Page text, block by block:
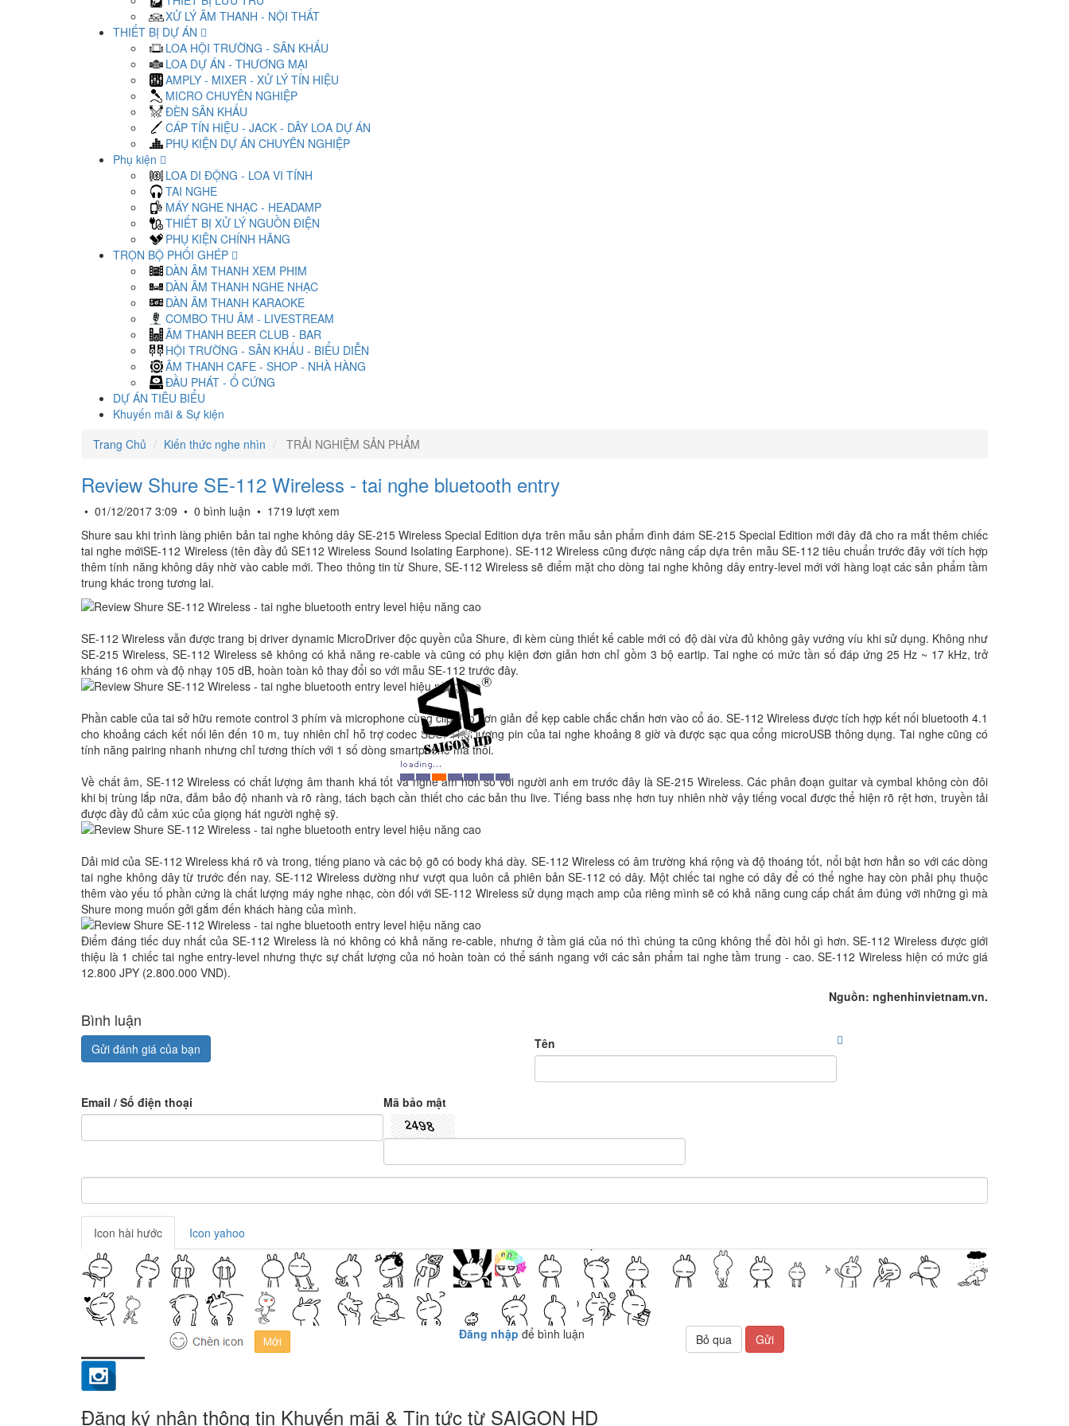
XỬ LÝ ÂM THANH - NỘI THẤT
THIẾT BỊ DỰ ÁN
LOA HỘI TRƯỜNG - SÂN KHẤU
LOA DỰ ÁN - THƯƠNG MẠI
AMPLY - MIXER - XỬ LÝ TÍN HIỆU
MICRO CHUYÊN NGHIỆP
ĐÈN SÂN KHẤU
CÁP TÍN HIỆU - JACK - DÂY LOA DỰ ÁN
PHỤ KIỆN DỰ ÁN CHUYÊN NGHIỆP
Phụ kiện
LOA DI ĐỘNG - LOA VI TÍNH
TAI NGHE
MÁY NGHE NHẠC - HEADAMP
THIẾT BỊ XỬ LÝ NGUỒN ĐIỆN
PHỤ KIỆN CHÍNH HÃNG
TRỌN BỘ PHỐI GHÉP
DÀN ÂM THANH XEM PHIM
DÀN ÂM THANH NGHE NHẠC
DÀN ÂM THANH KARAOKE
COMBO THU ÂM - LIVESTREAM
ÂM THANH BEER CLUB - BAR
HỘI TRƯỜNG - SÂN KHẤU - BIỂU DIỄN
ÂM THANH CAFE - SHOP - NHÀ HÀNG
ĐẦU PHÁT - Ổ CỨNG
DỰ ÁN TIÊU BIỂU
Khuyến mãi & Sự kiện
Trang Chủ
Kiến thức nghe nhìn TRẢI NGHIỆM SẢN PHẨM
Review Shure SE-112 Wireless - tai nghe bluetooth entry
• 01/12/2017 3:09 • 0 bình luận • 1719 lượt xem
Shure sau khi trình làng phiên bản tai nghe không dây SE-215 Wireless Special Edition dựa trên mẫu sản phẩm đình đám SE-215 Special Edition mới đây đã cho ra mắt thêm chiếc
tai nghe mớiSE-112 Wireless (tên đầy đủ SE112 Wireless Sound Isolating Earphone). SE-112 Wireless cũng được nâng cấp dựa trên mẫu SE-112 tiêu chuẩn trước đây với tích hợp
thêm tính năng không dây nhờ vào cable mới. Theo thông tin từ Shure, SE-112 Wireless sẽ điểm mặt cho dòng tai nghe không dây entry-level mới với hàng loạt các sản phẩm tầm
trung khác trong tương lai.
SE-112 Wireless vẫn được trang bị driver dynamic MicroDriver độc quyền của Shure, đi kèm cùng thiết kế cable mới có độ dài vừa đủ không gây vướng víu khi sử dụng. Không như
SE-215 Wireless, SE-112 Wireless sẽ không có khả năng re-cable và cũng có phụ kiện đơn giản hơn chỉ gồm 3 bộ eartip. Tai nghe có mức tần số đáp ứng 25 Hz ~ 17 kHz, trở
kháng 16 ohm và độ nhạy 105 dB, hoàn toàn kô thay đổi so với mẫu SE-112 trước đây.
Phần cable của tai sở hữu remote control 3 phím và microphone cùng clip đeo đơn giản để kẹp cable chắc chắn hơn vào cổ áo. SE-112 Wireless được tích hợp kết nối bluetooth 4.1
cho khoảng cách kết nối lên đến 10 m, tuy nhiên chỉ hỗ trợ codec SBC. Thời lượng pin của tai nghe khoảng 8 giờ và được sạc qua cổng microUSB thông dụng. Tai nghe cũng có
tính năng pairing nhanh nhưng chỉ tương thích với 1 số dòng smartphone mà thôi.
Về chất âm, SE-112 Wireless có chất lượng âm thanh khá tốt và nghe ấm hơn so với người anh em trước đây là SE-215 Wireless. Các phân đoạn guitar và cymbal không còn đôi
khi bị trùng lắp nữa, đảm bảo độ nhanh và rõ ràng, tách bạch cần thiết cho các bản thu live. Tiếng bass nhẹ hơn tuy nhiên nhờ vậy tiếng vocal được thể hiện rõ rệt hơn, truyền tải
được đầy đủ cảm xúc của giọng hát người nghệ sỹ.
Dải mid của SE-112 Wireless khá rõ và trong, tiếng piano và các bộ gõ có body khá dày. SE-112 Wireless có âm trường khá rộng và độ thoáng tốt, nổi bật hơn hẳn so với các dòng
tai nghe không dây từ trước đến nay. SE-112 Wireless dường như vượt qua luôn cả phiên bản SE-112 có dây. Một chiếc tai nghe có dây để có thể nghe hay còn phải phụ thuộc
thêm vào yếu tố phần cứng là chất lượng máy nghe nhạc, còn đối với SE-112 Wireless sử dụng mạch amp của riêng mình sẽ có khả năng cung cấp chất âm đúng với những gì mà
Shure mong muốn gởi gắm đến khách hàng của mình.
Điểm đáng tiếc duy nhất của SE-112 Wireless là nó không có khả năng re-cable, nhưng ở tầm giá của nó thì chúng ta cũng không thể đòi hỏi gì hơn. SE-112 Wireless được giới
thiệu là 1 chiếc tai nghe entry-level nhưng thực sự chất lượng của nó hoàn toàn có thể sánh ngang với các sản phẩm tai nghe tầm trung - cao. SE-112 Wireless hiện có mức giá
12.800 JPY (2.800.000 VND).
Nguồn: nghenhinvietnam.vn.
Bình luận
Gửi đánh giá của bạn Tên
Email / Số điện thoại Mã bảo mật
Icon hài hước Icon yahoo
Đăng nhập để bình luận Bỏ qua Gửi
Đăng ký nhận thông tin Khuyến mãi & Tin tức từ SAIGON HD